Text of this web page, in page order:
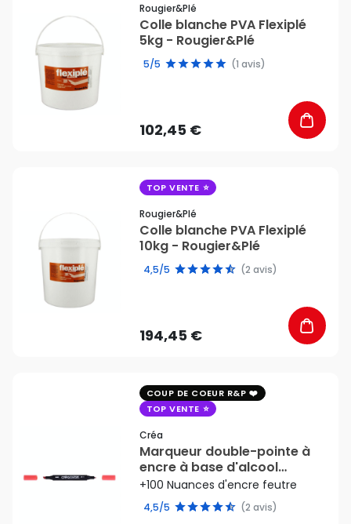
Rougier&plé
Colle blanche PVA Flexiplé
5kg - Rougier&Plé
5/5 (1 avis)
102,45 €
TOP VENTE
Rougier&plé
Colle blanche PVA Flexiplé
10kg - Rougier&Plé
4,5/5 (2 avis)
194,45 €
COUP DE COEUR R&P
TOP VENTE
Créa
Marqueur double-pointe à
encre à base d'alcool
Créamarker - Créa
+100 Nuances d'encre feutre
4,5/5 (2 avis)